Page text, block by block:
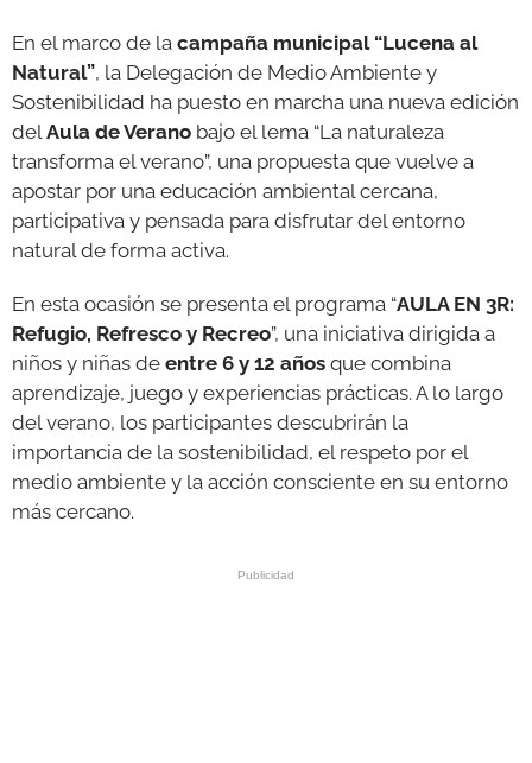
En el marco de la campaña municipal “Lucena al
Natural”, la Delegación de Medio Ambiente y
Sostenibilidad ha puesto en marcha una nueva edición
delAula de Verano bajo el lema “La naturaleza
transforma el verano”, una propuesta que vuelve a
apostar por una educación ambiental cercana,
participativa y pensada para disfrutar del entorno
natural de forma activa.
En esta ocasión se presenta el programa “AULA EN 3R:
Refugio, Refresco y Recreo”, una iniciativa dirigida a
niños y niñas de entre 6 y 12 años que combina
aprendizaje, juego y experiencias prácticas. A lo largo
del verano, los participantes descubrirán la
importancia de la sostenibilidad, el respeto por el
medio ambiente y la acción consciente en su entorno
más cercano.